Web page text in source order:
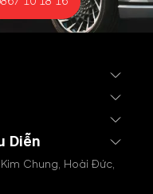
Diễn
Chung, Hoài Đức,